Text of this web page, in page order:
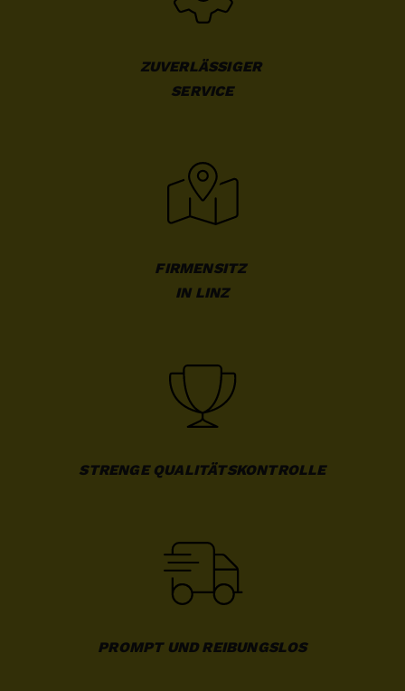
ZUVERLÄSSIGER
SERVICE
FIRMENSITZ
IN LINZ
STRENGE QUALITÄTSKONTROLLE
PROMPT UND REIBUNGSLOS